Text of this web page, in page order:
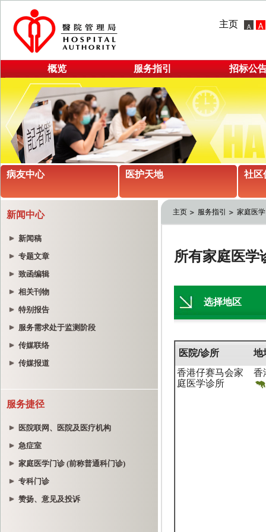
主页
概览 服务指引 招标公
病友中心 医护天地 社区
新闻中心
新闻稿
专题文章
致函编辑
相关刊物
特别报告
服务需求处于监测阶段
传媒联络
传媒报道
服务捷径
医院联网、医院及医疗机构
急症室
家庭医学门诊 (前称普通科门诊)
专科门诊
赞扬、意见及投诉
主页 服务指引 家庭医